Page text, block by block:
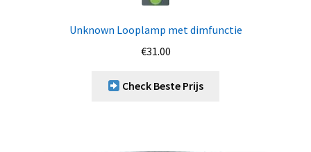
Unknown Looplamp met dimfunctie
€31.00
Check Beste Prijs